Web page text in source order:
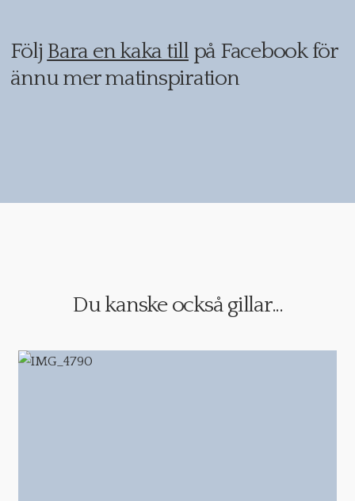
Följ Bara en kaka tillpå Facebook för
ännu mer matinspiration
Du kanske också gillar...